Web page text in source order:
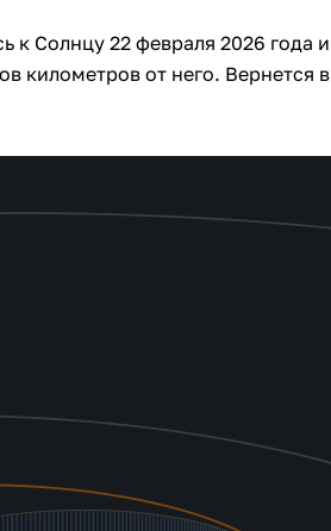
к Солнцу 22 февраля 2026 года и
километров от него. Вернется в